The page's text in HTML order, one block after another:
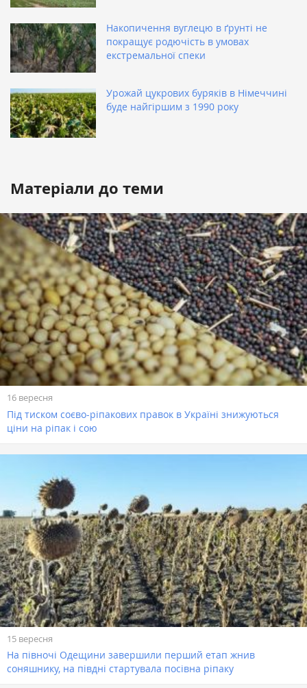
Накопичення вуглецю в ґрунті не
покращує родючість в умовах
екстремальної спеки
Урожай цукрових буряків в Німеччині
буде найгіршим з 1990 року
Матеріали до теми
16 вересня
Під тиском соєво-ріпакових правок в Україні знижуються
ціни на ріпак і сою
15 вересня
На півночі Одещини завершили перший етап жнив
соняшнику, на півдні стартувала посівна ріпаку